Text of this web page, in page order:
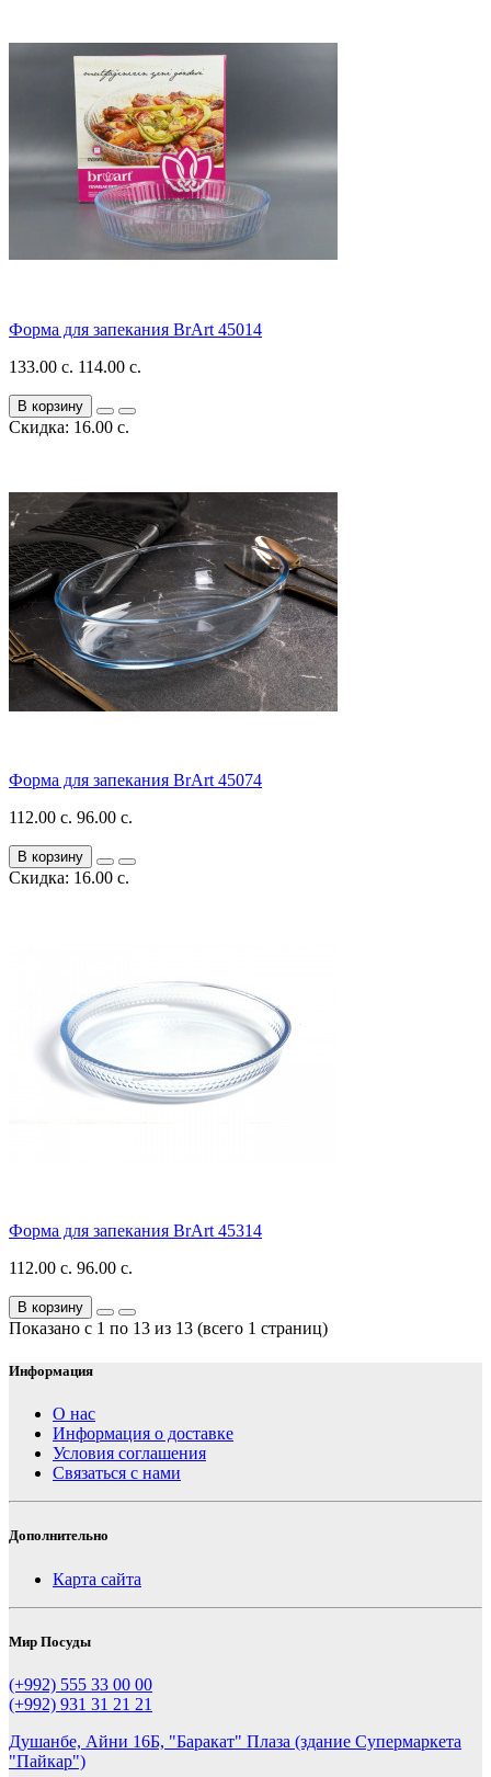
Форма для запекания BrArt 45014
133.00 с. 114.00 с.
В корзину
Скидка: 16.00 с.
Форма для запекания BrArt 45074
112.00 с. 96.00 с.
В корзину
Скидка: 16.00 с.
Форма для запекания BrArt 45314
112.00 с. 96.00 с.
В корзину
Показано с 1 по 13 из 13 (всего 1 страниц)
Информация
О нас
Информация о доставке
Условия соглашения
Связаться с нами
Дополнительно
Карта сайта
Мир Посуды
(+992) 555 33 00 00
(+992) 931 31 21 21
Душанбе, Айни 16Б, "Баракат" Плаза (здание Супермаркета
"Пайкар")